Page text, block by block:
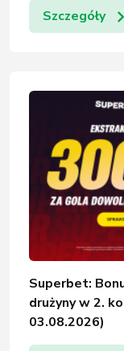
Szczegóły
Superbet:
drużyny w 2.
03.08.2026)